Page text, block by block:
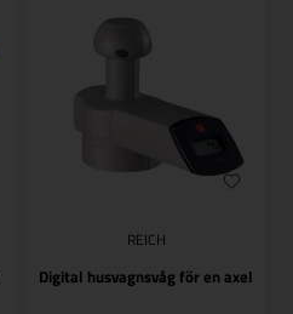
REICH
Digital husvagnsvåg för en axel